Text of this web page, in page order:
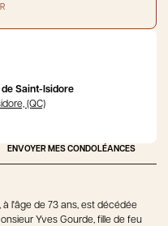
Saint-Isidore
(QC)
ENVOYER MES CONDOLÉANCES
à l'âge de 73 ans, est décédée
Yves Gourde, fille de feu